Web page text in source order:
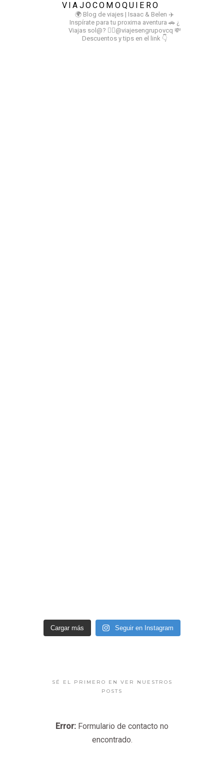
VIAJOCOMOQUIERO
🌍 Blog de viajes | Isaac & Belen ✈️
Inspírate para tu proxima aventura 🚗 ¿
Viajas sol@? 👉🏻@viajesengrupovcq 💸
Descuentos y tips en el link 👇
Cargar más Seguir en Instagram
SÉ EL PRIMERO EN VER NUESTROS
POSTS
Error: Formulario de contacto no
encontrado.